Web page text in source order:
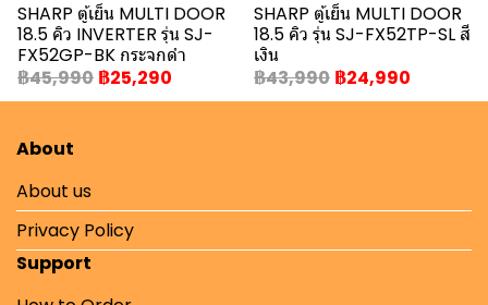
SHARP ตู้เย็น MULTI DOOR
18.5 คิว INVERTER รุ่น SJ-
FX52GP-BK กระจกดำ
฿45,990 ฿25,290
SHARP ตู้เย็น MULTI DOOR
18.5 คิว รุ่น SJ-FX52TP-SL สี
เงิน
฿43,990 ฿24,990
About
About us
Privacy Policy
Support